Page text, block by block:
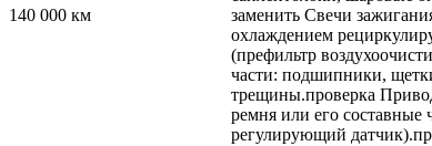
140 000 км заменить Свечи
охлаждением
(префильтр
части: подшипники,
трещины.проверка
ремня или его составные
регулирующий датчик).